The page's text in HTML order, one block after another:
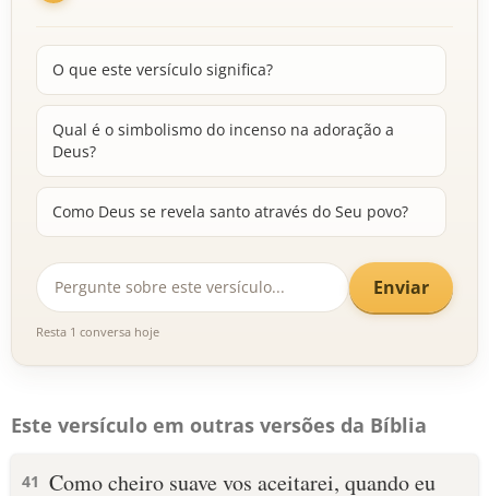
O que este versículo significa?
Qual é o simbolismo do incenso na adoração a
Deus?
Como Deus se revela santo através do Seu povo?
Enviar
Resta 1 conversa hoje
Este versículo em outras versões da Bíblia
41 Como cheiro suave vos aceitarei, quando eu